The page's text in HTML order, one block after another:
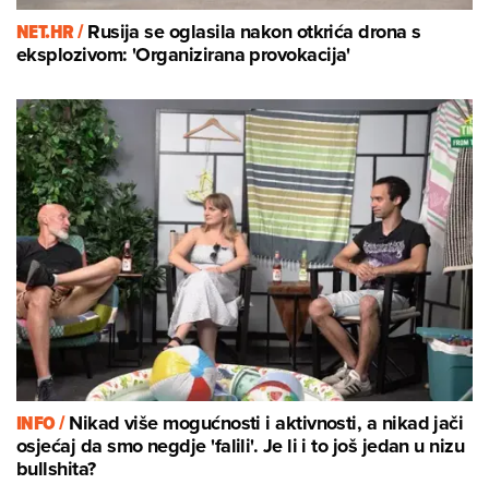
NET.HR /Rusija se oglasila nakon otkrića drona s
eksplozivom: 'Organizirana provokacija'
INFO /Nikad više mogućnosti i aktivnosti, a nikad jači
osjećaj da smo negdje 'falili'. Je li i to još jedan u nizu
bullshita?